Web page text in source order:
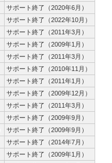
サポート終了（2020年6月）
サポート終了（2022年10月）
サポート終了（2011年3月）
サポート終了（2009年1月）
サポート終了（2011年3月）
サポート終了（2010年11月）
サポート終了（2011年1月）
サポート終了（2009年12月）
サポート終了（2011年3月）
サポート終了（2009年9月）
サポート終了（2009年9月）
サポート終了（2014年7月）
サポート終了（2009年1月）